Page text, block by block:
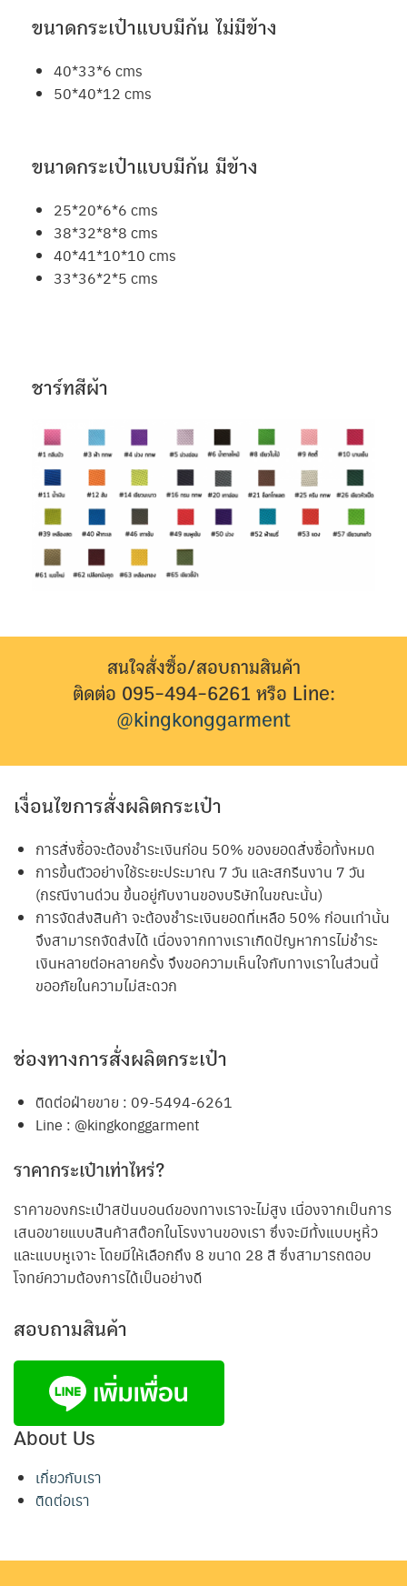
ขนาดกระเป๋าแบบมีก้น ไม่มีข้าง
40*33*6 cms
50*40*12 cms
ขนาดกระเป๋าแบบมีก้น มีข้าง
25*20*6*6 cms
38*32*8*8 cms
40*41*10*10 cms
33*36*2*5 cms
ชาร์ทสีผ้า
สนใจสั่งซื้อ/สอบถามสินค้า
ติดต่อ 095-494-6261 หรือ Line:
@kingkonggarment
เงื่อนไขการสั่งผลิตกระเป๋า
การสั่งซื้อจะต้องชำระเงินก่อน 50% ของยอดสั่งซื้อทั้งหมด
การขึ้นตัวอย่างใช้ระยะประมาณ 7 วัน และสกรีนงาน 7 วัน
(กรณีงานด่วน ขึ้นอยู่กับงานของบริษัทในขณะนั้น)
การจัดส่งสินค้า จะต้องชำระเงินยอดที่เหลือ 50% ก่อนเท่านั้น
จึงสามารถจัดส่งได้ เนื่องจากทางเราเกิดปัญหาการไม่ชำระ
เงินหลายต่อหลายครั้ง จึงขอความเห็นใจกับทางเราในส่วนนี้
ขออภัยในความไม่สะดวก
ช่องทางการสั่งผลิตกระเป๋า
ติดต่อฝ่ายขาย : 09-5494-6261
Line : @kingkonggarment
ราคากระเป๋าเท่าไหร่?
ราคาของกระเป๋าสปันบอนด์ของทางเราจะไม่สูง เนื่องจากเป็นการ
เสนอขายแบบสินค้าสต๊อกในโรงงานของเรา ซึ่งจะมีทั้งแบบหูหิ้ว
และแบบหูเจาะ โดยมีให้เลือกถึง 8 ขนาด 28 สี ซึ่งสามารถตอบ
โจทย์ความต้องการได้เป็นอย่างดี
สอบถามสินค้า
About Us
เกี่ยวกับเรา
ติดต่อเรา